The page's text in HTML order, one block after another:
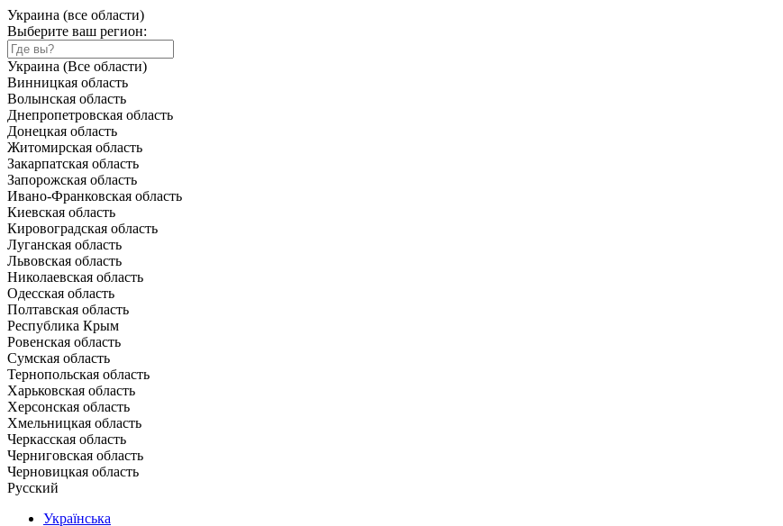
Украина (все области)
Выберите ваш регион:
Украина (Все области)
Винницкая область
Волынская область
Днепропетровская область
Донецкая область
Житомирская область
Закарпатская область
Запорожская область
Ивано-Франковская область
Киевская область
Кировоградская область
Луганская область
Львовская область
Николаевская область
Одесская область
Полтавская область
Республика Крым
Ровенская область
Сумская область
Тернопольская область
Харьковская область
Херсонская область
Хмельницкая область
Черкасская область
Черниговская область
Черновицкая область
Русский
Українська